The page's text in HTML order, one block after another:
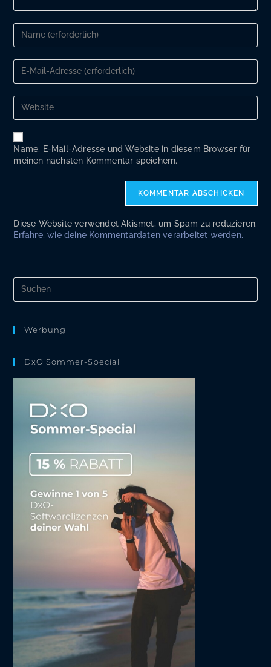
Gib
deinen
Namen
oder
Benutzernamen
zum
Kommentieren
ein
Gib
deine
E-
Mail-
Adresse
zum
Kommentieren
ein
Gib
deine
Website-
URL
ein
(optional)
Name, E-Mail-Adresse und Website in diesem Browser für
meinen nächsten Kommentar speichern.
Diese Website verwendet Akismet, um Spam zu reduzieren.
Erfahre, wie deine Kommentardaten verarbeitet werden.
to
Werbung
DxO Sommer-Special